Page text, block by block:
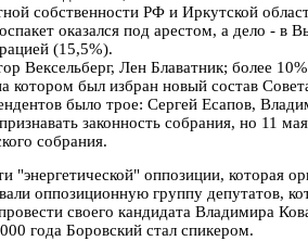
собственности РФ и Иркутской
оказался под арестом, а дело
(15,5%).
Лен Блаватник; более
котором был избран новый состав
было трое: Сергей Есапов,
законность собрания, но 11
собрания.
"энергетической" оппозиции,
оппозиционную группу депутатов,
своего кандидата Владимира
года Боровский стал спикером.